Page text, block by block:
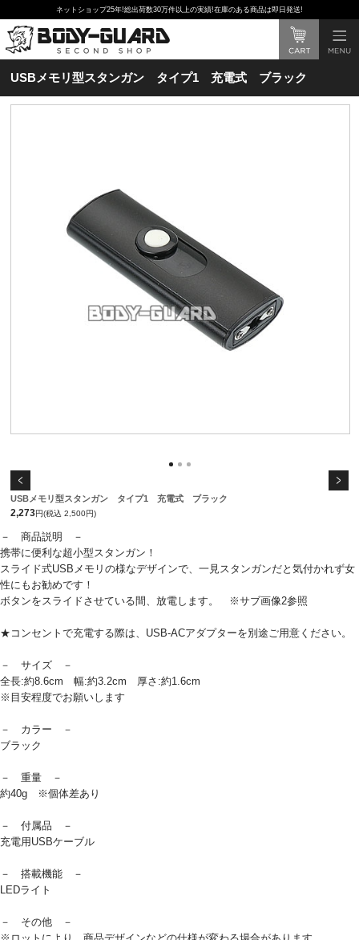
ネットショップ25年!総出荷数30万件以上の実績!在庫のある商品は即日発送!
USBメモリ型スタンガン タイプ1 充電式 ブラック
USBメモリ型スタンガン タイプ1 充電式 ブラック
2,273円(税込 2,500円)
－ 商品説明 －
携帯に便利な超小型スタンガン！
スライド式USBメモリの様なデザインで、一見スタンガンだと気付かれず女
性にもお勧めです！
ボタンをスライドさせている間、放電します。 ※サブ画像2参照
★コンセントで充電する際は、USB-ACアダプターを別途ご用意ください。
－ サイズ －
全長:約8.6cm 幅:約3.2cm 厚さ:約1.6cm
※目安程度でお願いします
－ カラー －
ブラック
－ 重量 －
約40g ※個体差あり
－ 付属品 －
充電用USBケーブル
－ 搭載機能 －
LEDライト
－ その他 －